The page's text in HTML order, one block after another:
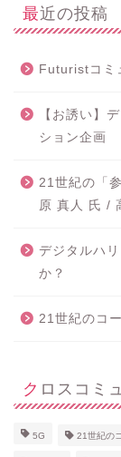
最近の投稿
Futuristコミ
【お誘い】
ション企画
21世紀の「
原 真人 氏 /
デジタルハ
か？
21世紀のコ
クロスコ
5G 21世紀の